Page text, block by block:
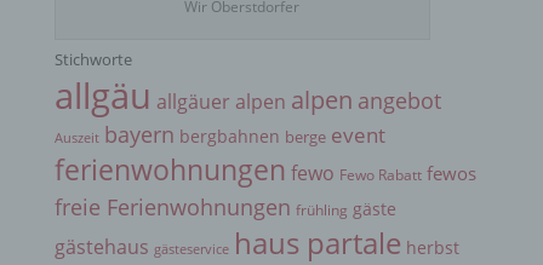
Wir Oberstdorfer
Stichworte
allgäu allgäuer alpen alpen angebot
Auszeit bayern bergbahnen berge event
ferienwohnungen fewo Fewo Rabatt fewos
freie Ferienwohnungen frühling gäste
gästehaus gästeservice haus partale herbst
Behörde, Einrichtung oder andere Stelle außer der
betroffenen Person, dem Verantwortlichen, dem
Auftragsverarbeiter und den Personen, die unter
der unmittelbaren Verantwortung des
Verantwortlichen oder des Auftragsverarbeiters
befugt sind, die personenbezogenen Daten zu